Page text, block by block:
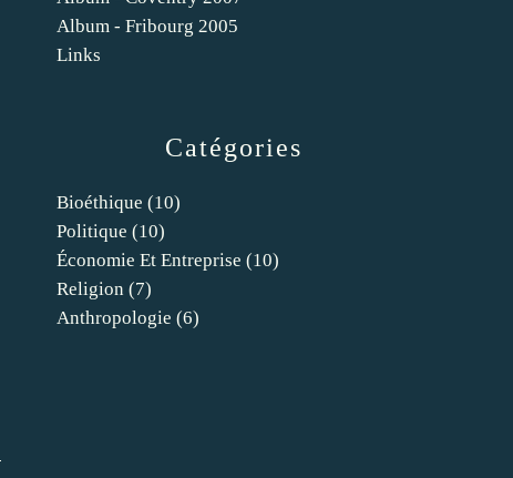
Catégories
Bioéthique (10)
Politique (10)
Économie Et Entreprise (10)
Religion (7)
Anthropologie (6)
Album - Fribourg 2005
Links